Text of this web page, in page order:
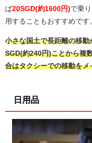
ば20SGD(約1600円)で乗
用することもおすすめです
小さな国土で長距離の移
SGD(約240円)ことから複
合はタクシーでの移動を
日用品